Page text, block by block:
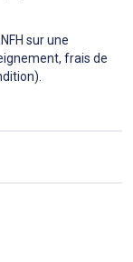
sur une
frais de